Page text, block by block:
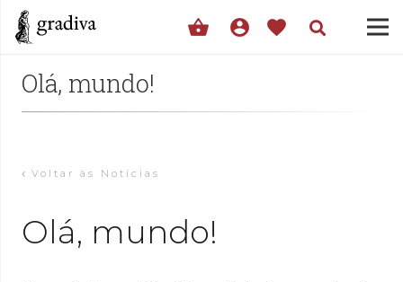
shopping_basket account_circle favorite
Olá, mundo!
Voltar às Notícias
Olá, mundo!